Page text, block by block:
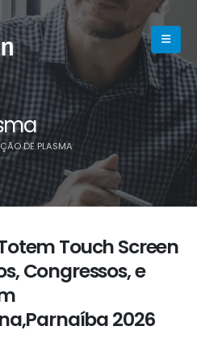
DE PLASMA
Touch Screen
Congressos, e
2026